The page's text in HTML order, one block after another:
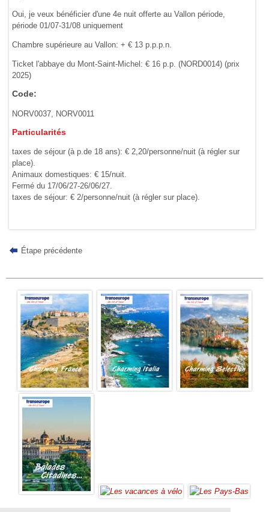
Oui, je veux bénéficier d'une 4e nuit offerte au Vallon période,
période 01/07-31/08 uniquement
Chambre supérieure au Vallon: + € 13 p.p.p.n.
Ticket l'abbaye du Mont-Saint-Michel: € 16 p.p. (NORD0014) (prix
2025)
Code:
NORV0037, NORV0011
Particularités
taxes de séjour (à p.de 18 ans): € 2,20/personne/nuit (à régler sur
place).
Animaux domestiques: € 15/nuit.
Fermé du 17/06/27-26/06/27.
taxes de séjour: € 2/personne/nuit (à régler sur place).
Étape précédente